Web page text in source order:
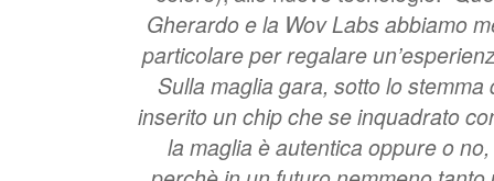
Gherardo e la Wov Labs abbiamo
particolare per regalare
Sulla maglia gara, sotto lo
inserito un chip che se inquadrato
la maglia è autentica oppure o